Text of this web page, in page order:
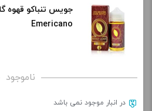
نیکوتین:
برای فعال شدن سبد خرید و نمایش
Emericano
ناموجود
در انبار موجود نمی باشد